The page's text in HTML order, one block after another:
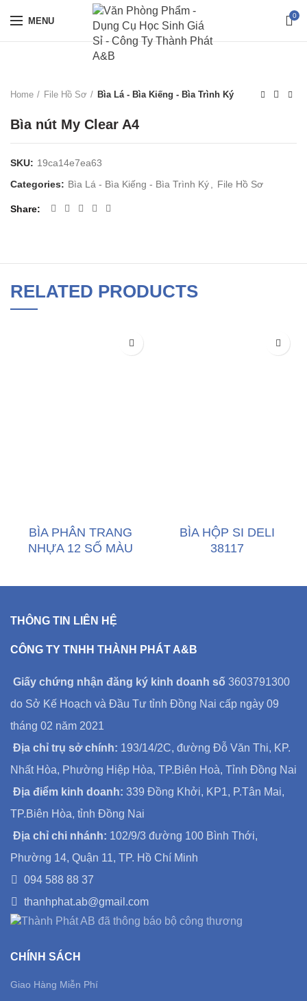
MENU 0
Home File Hồ Sơ Bìa Lá - Bìa Kiếng - Bìa Trình Ký
Bìa nút My Clear A4
SKU: 19ca14e7ea63
Categories: Bìa Lá - Bìa Kiếng - Bìa Trình Ký File Hồ Sơ
Share
RELATED PRODUCTS
BÌA PHÂN TRANG
NHỰA 12 SỐ MÀU
BÌA HỘP SI DELI
38117
THÔNG TIN LIÊN HỆ
CÔNG TY TNHH THÀNH PHÁT A&B
Giấy chứng nhận đăng ký kinh doanh số 3603791300
do Sở Kế Hoạch và Đầu Tư tỉnh Đồng Nai cấp ngày 09
tháng 02 năm 2021
Địa chỉ trụ sở chính: 193/14/2C, đường Đỗ Văn Thi, KP.
Nhất Hòa, Phường Hiệp Hòa, TP.Biên Hoà, Tỉnh Đồng Nai
Địa điểm kinh doanh: 339 Đồng Khởi, KP1, P.Tân Mai,
TP.Biên Hòa, tỉnh Đồng Nai
Địa chỉ chi nhánh: 102/9/3 đường 100 Bình Thới,
Phường 14, Quận 11, TP. Hồ Chí Minh
094 588 88 37
thanhphat.ab@gmail.com
CHÍNH SÁCH
Giao Hàng Miễn Phí